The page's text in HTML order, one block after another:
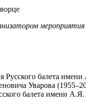
Русского балета
Уварова
балета имени А.Я.